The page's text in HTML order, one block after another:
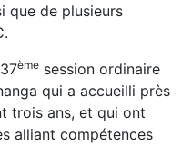
que de plusieurs
ème session ordinaire
qui a accueilli près
trois ans, et qui ont
alliant compétences